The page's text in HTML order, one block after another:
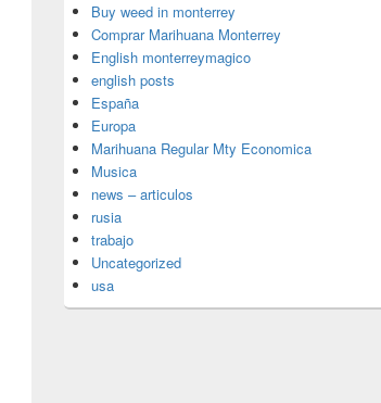
Buy weed in monterrey
Comprar Marihuana Monterrey
English monterreymagico
english posts
España
Europa
Marihuana Regular Mty Economica
Musica
news – articulos
rusia
trabajo
Uncategorized
usa